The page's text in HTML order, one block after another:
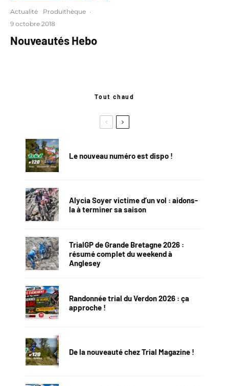
Actualité Produithèque ·
9 octobre 2018
Nouveautés Hebo
Tout chaud
Le nouveau numéro est dispo !
Alycia Soyer victime d’un vol : aidons-
la à terminer sa saison
TrialGP de Grande Bretagne 2026 :
résumé complet du weekend à
Anglesey
Randonnée trial du Verdon 2026 : ça
approche !
De la nouveauté chez Trial Magazine !